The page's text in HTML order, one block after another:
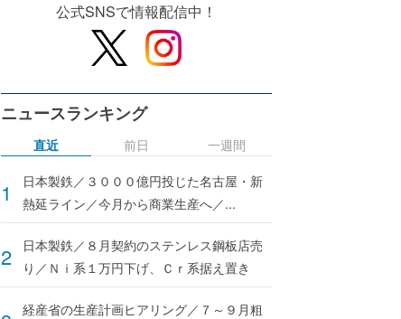
公式SNSで情報配信中！
ニュースランキング
直近
日本製鉄／３０００億円投じた名古屋・新
熱延ライン／今月から商業生産へ／...
日本製鉄／８月契約のステンレス鋼板店売
り／Ｎｉ系１万円下げ、Ｃｒ系据え置き
経産省の生産計画ヒアリング／７～９月粗
前日 一週間